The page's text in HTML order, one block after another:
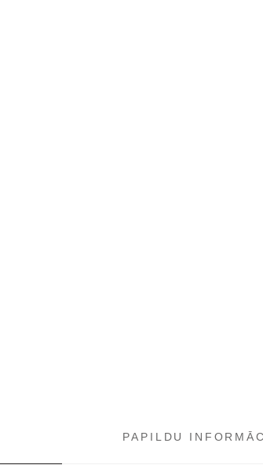
PAPILDU